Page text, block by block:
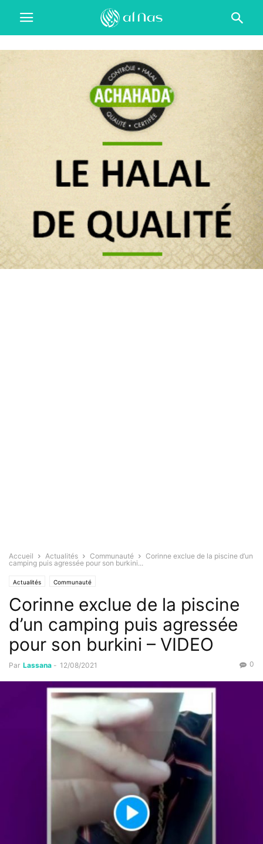
Accueil Actualités Communauté
Corinne exclue de la piscine d’un
camping puis agressée pour son burkini...
Actualités Communauté
Corinne exclue de la piscine
d’un camping puis agressée
pour son burkini – VIDEO
Par Lassana - 12/08/2021 0